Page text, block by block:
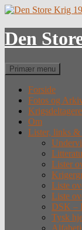
Hop
indhold
Den
Søg
Primær menu
Forside
Fotos og
Krigsdeltagere
Om
Lister, links &
Lister
Liste
Liste
DSK –
Tysk